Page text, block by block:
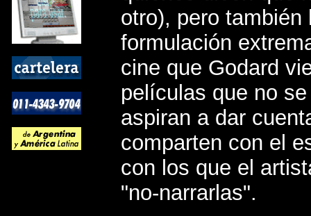
otro), pero también
formulación
cine que Godard
películas que no
aspiran a dar
comparten con el
con los que el
"no-narrarlas".